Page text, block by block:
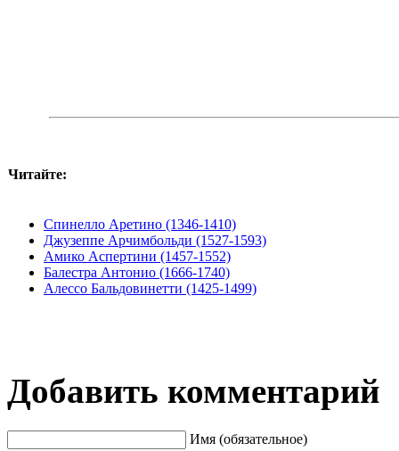
Читайте:
Спинелло Аретино (1346-1410)
Джузеппе Арчимбольди (1527-1593)
Амико Аспертини (1457-1552)
Балестра Антонио (1666-1740)
Алессо Бальдовинетти (1425-1499)
Добавить комментарий
Имя (обязательное)